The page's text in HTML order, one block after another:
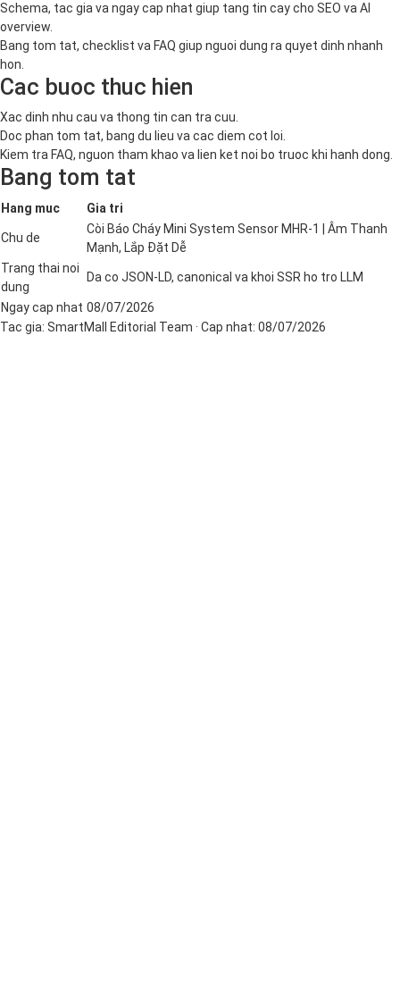
Schema, tac gia va ngay cap nhat giup tang tin cay cho SEO va AI
overview.
Bang tom tat, checklist va FAQ giup nguoi dung ra quyet dinh nhanh
hon.
Cac buoc thuc hien
Xac dinh nhu cau va thong tin can tra cuu.
Doc phan tom tat, bang du lieu va cac diem cot loi.
Kiem tra FAQ, nguon tham khao va lien ket noi bo truoc khi hanh dong.
Bang tom tat
Hang muc Gia tri
Chu de
Còi Báo Cháy Mini System Sensor MHR-1 | Âm Thanh
Mạnh, Lắp Đặt Dễ
Trang thai noi
dung
Da co JSON-LD, canonical va khoi SSR ho tro LLM
Ngay cap nhat 08/07/2026
Tac gia: SmartMall Editorial Team · Cap nhat: 08/07/2026